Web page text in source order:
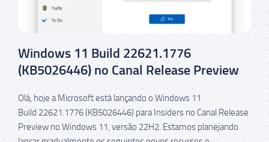
Windows 11 Build 22621.1776
(KB5026446) no Canal Release Preview
Olá, hoje a Microsoft está lançando o Windows 11
Build 22621.1776 (KB5026446) para Insiders no Canal Release
Preview no Windows 11, versão 22H2. Estamos planejando